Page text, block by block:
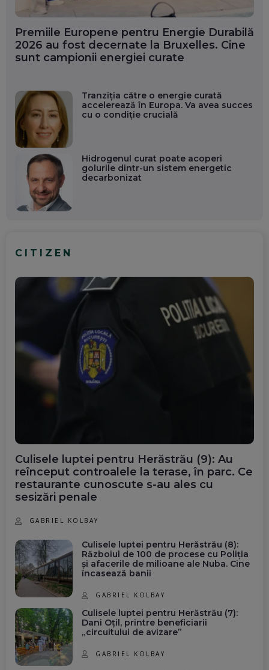
Premiile Europene pentru Energie Durabilă
2026 au fost decernate la Bruxelles. Cine
sunt campionii energiei curate
Tranziția către o energie curată
accelerează în Europa. Va avea succes
cu o condiție crucială
Hidrogenul curat poate acoperi
golurile dintr-un sistem energetic
decarbonizat
CITIZEN
Culisele luptei pentru Herăstrău (9): Au
reînceput controalele la terase, în parc. Ce
restaurante cunoscute s-au ales cu
sesizări penale
GABRIEL KOLBAY
Culisele luptei pentru Herăstrău (8):
Războiul de 100 de procese cu Poliția
și afacerile de milioane ale Nuba. Cine
încasează banii
GABRIEL KOLBAY
Culisele luptei pentru Herăstrău (7):
Dani Oțil, printre beneficiarii
„circuitului de avizare”
GABRIEL KOLBAY